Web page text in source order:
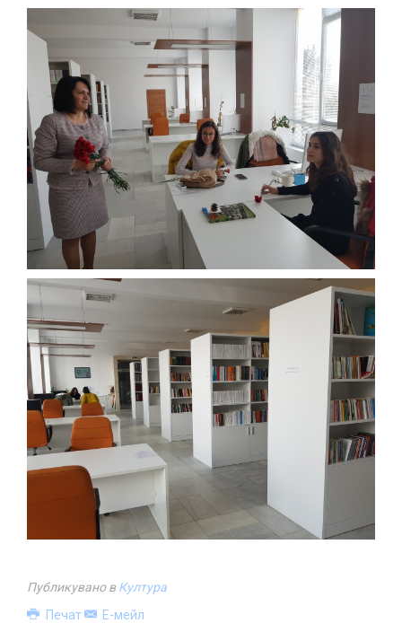
Публикувано вКултура
Печат
Е-мейл